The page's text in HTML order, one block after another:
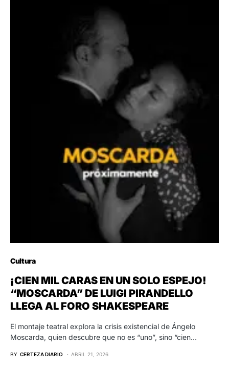
Cultura
¡CIEN MIL CARAS EN UN SOLO ESPEJO!
“MOSCARDA” DE LUIGI PIRANDELLO
LLEGA AL FORO SHAKESPEARE
El montaje teatral explora la crisis existencial de Ángelo
Moscarda, quien descubre que no es “uno”, sino “cien…
BY CERTEZA DIARIO ABRIL 21, 2026